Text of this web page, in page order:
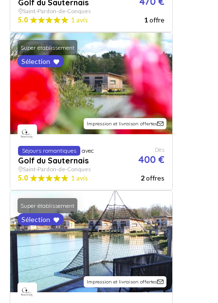
Golf du Sauternais
Saint-Pardon-de-Conques
5.0 1 avis 1offre
Super établissement
Sélection
Impression et livraison offertes
Séjours romantiques avec
Golf du Sauternais
Dès
400 €
Saint-Pardon-de-Conques
5.0 1 avis 2offres
Super établissement
Sélection
Impression et livraison offertes